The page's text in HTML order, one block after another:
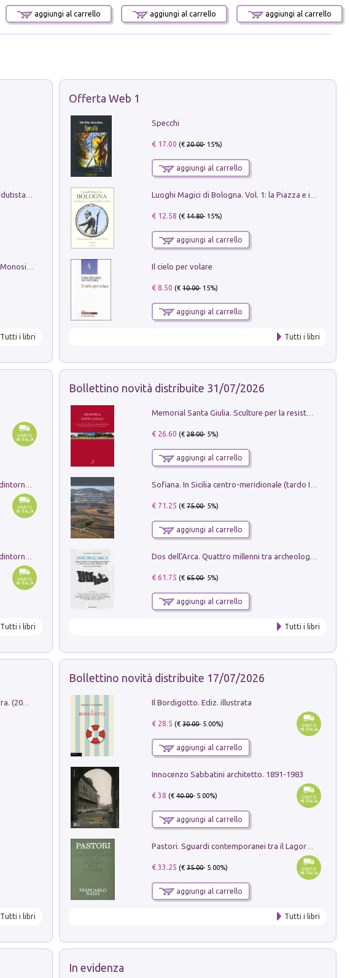
aggiungi al carrello aggiungi al carrello aggiungi al carrello
Tutti i libri
Offerta Web 1
Specchi
€ 17.00 (€20.00- 15%)
aggiungi al carrello
€ 12.58 (€14.80- 15%)
aggiungi al carrello
Il cielo per volare
€ 8.50 (€10.00- 15%)
aggiungi al carrello
Tutti i libri
Tutti i libri
Bollettino novità distribuite 31/07/2026
€ 26.60 (€28.00- 5%)
aggiungi al carrello
€ 71.25 (€75.00- 5%)
aggiungi al carrello
€ 61.75 (€65.00- 5%)
aggiungi al carrello
Tutti i libri
Dromos. Libro periodico di architettura. (2026). Vol. 15: Post-model
Tutti i libri
Bollettino novità distribuite 17/07/2026
Il Bordigotto. Ediz. illustrata
€ 28.5 (€30.00- 5.00%)
aggiungi al carrello
Innocenzo Sabbatini architetto. 1891-1983
€ 38 (€40.00- 5.00%)
aggiungi al carrello
€ 33.25 (€35.00- 5.00%)
aggiungi al carrello
Tutti i libri
In evidenza